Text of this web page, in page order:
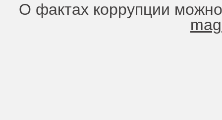
О фактах коррупции